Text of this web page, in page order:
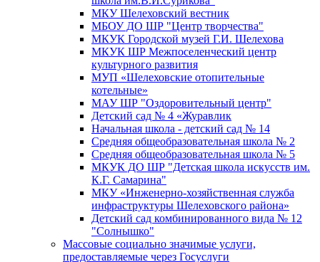
МКУ Шелеховский вестник
МБОУ ДО ШР "Центр творчества"
МКУК Городской музей Г.И. Шелехова
МКУК ШР Межпоселенческий центр
культурного развития
МУП «Шелеховские отопительные
котельные»
МАУ ШР "Оздоровительный центр"
Детский сад № 4 «Журавлик
Начальная школа - детский сад № 14
Средняя общеобразовательная школа № 2
Средняя общеобразовательная школа № 5
МКУК ДО ШР "Детская школа искусств им.
К.Г. Самарина"
МКУ «Инженерно-хозяйственная служба
инфраструктуры Шелеховского района»
Детский сад комбинированного вида № 12
"Солнышко"
Массовые социально значимые услуги,
предоставляемые через Госуслуги